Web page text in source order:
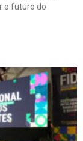
o futuro do